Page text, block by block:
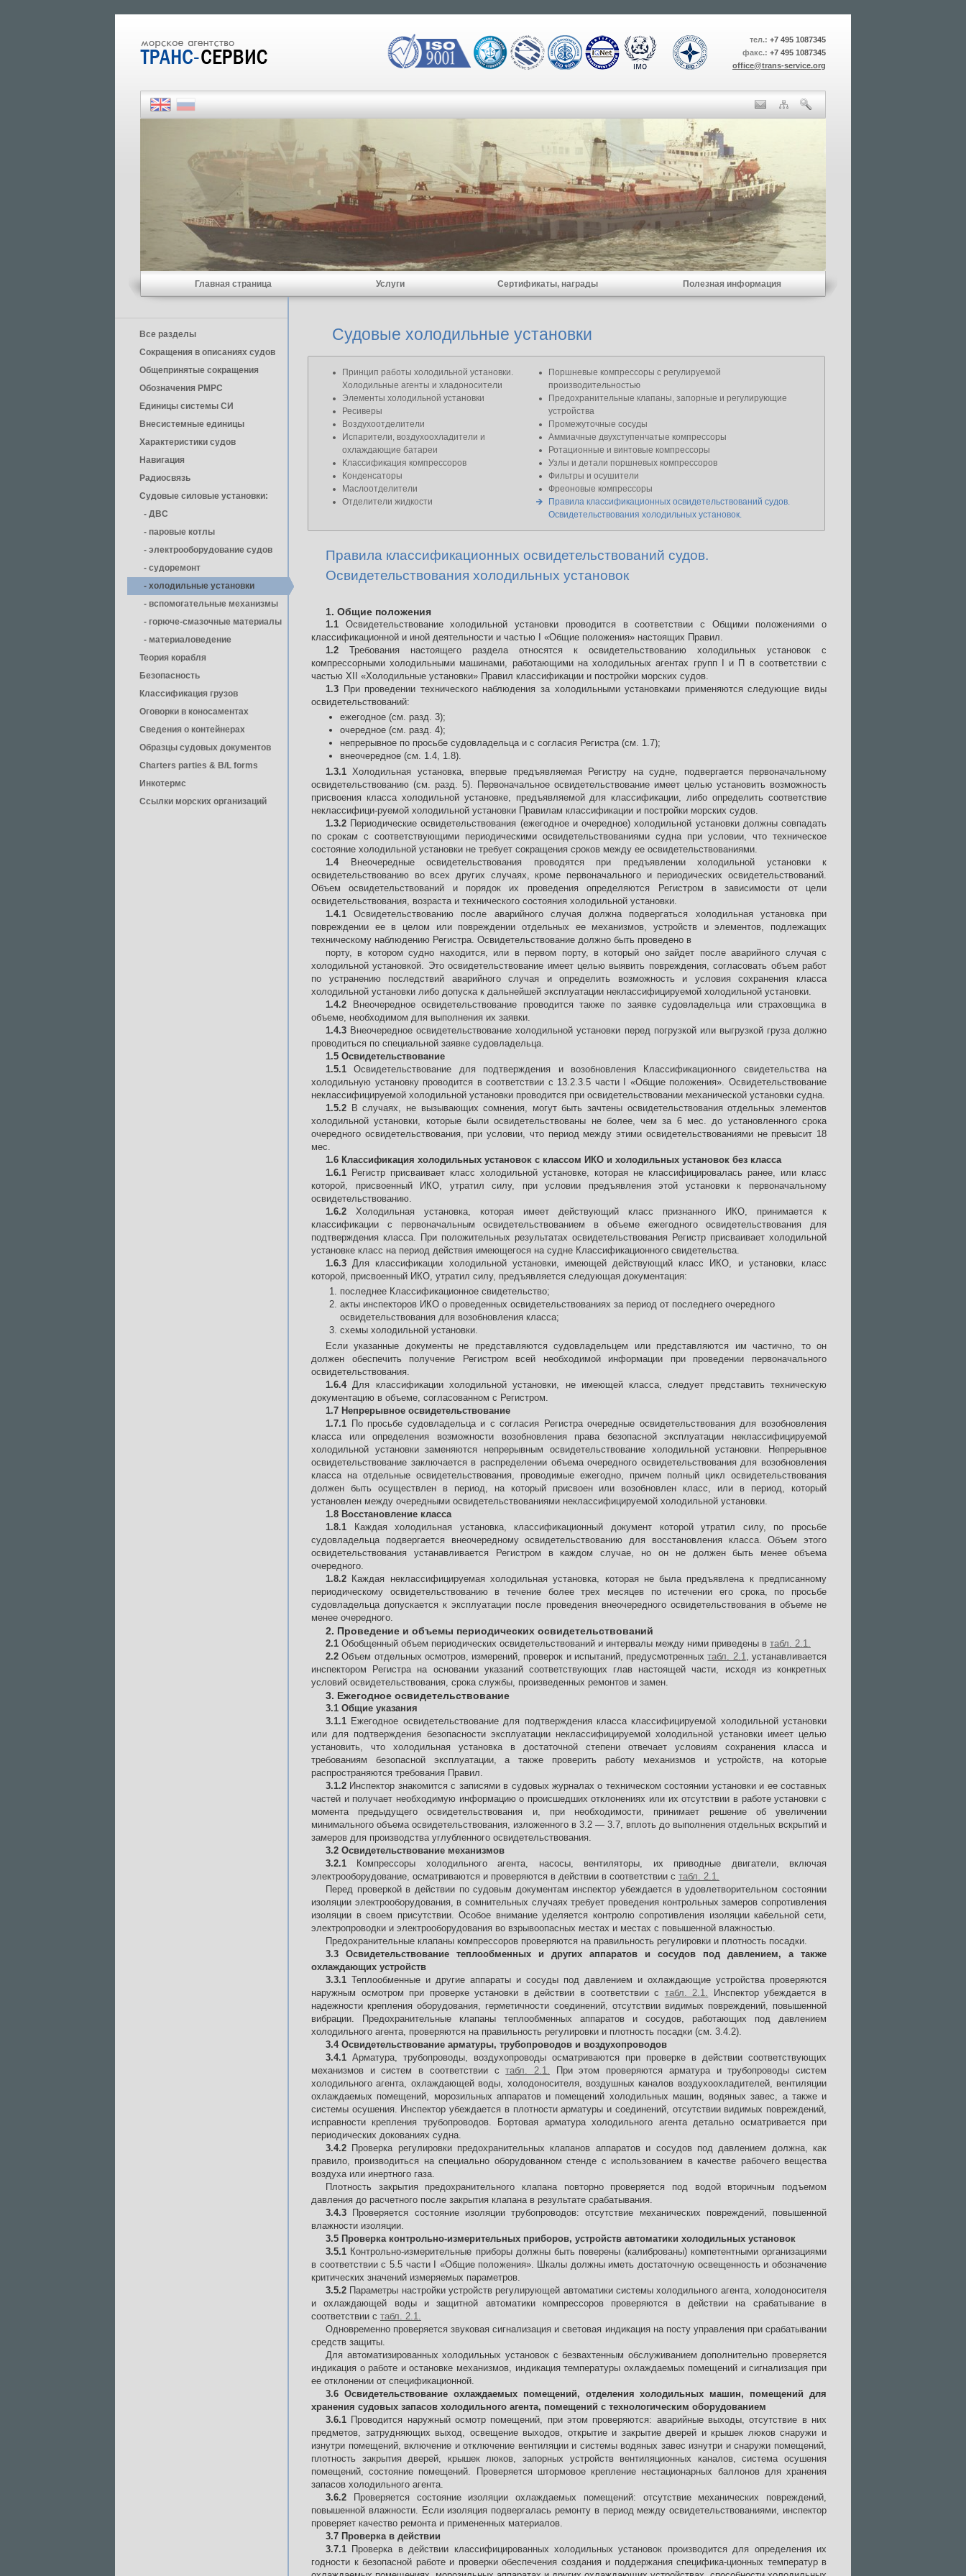
тел.: +7 495 1087345
факс.: +7 495 1087345
office@trans-service.org
Главная страница Услуги Сертификаты, награды Полезная информация
Все разделы
Сокращения в описаниях судов
Общепринятые сокращения
Обозначения РМРС
Единицы cистемы СИ
Внесистемные единицы
Характеристики судов
Навигация
Радиосвязь
Судовые силовые установки:
- ДВС
- паровые котлы
- электрооборудование судов
- cудоремонт
- холодильные установки
- вспомогательные механизмы
- горюче-смазочные материалы
- материаловедение
Теория корабля
Безопасность
Классификация грузов
Оговорки в коносаментах
Сведения о контейнерах
Образцы судовых документов
Charters parties & B/L forms
Инкотермс
Ссылки морских организаций
Судовые холодильные установки
Принцип работы холодильной установки.
Холодильные агенты и хладоносители
Элементы холодильной установки
Ресиверы
Воздухоотделители
Испарители, воздухоохладители и
охлаждающие батареи
Классификация компрессоров
Конденсаторы
Маслоотделители
Отделители жидкости
Поршневые компрессоры с регулируемой
производительностью
Предохранительные клапаны, запорные и регулирующие
устройства
Промежуточные сосуды
Аммиачные двухступенчатые компрессоры
Ротационные и винтовые компрессоры
Узлы и детали поршневых компрессоров
Фильтры и осушители
Фреоновые компрессоры
Правила классификационных освидетельствований судов.
Освидетельствования холодильных установок.
Правила классификационных освидетельствований судов.
Освидетельствования холодильных установок
1. Общие положения
1.1 Освидетельствование холодильной установки проводится в соответствии с Общими положениями о
классификационной и иной деятельности и частью I «Общие положения» настоящих Правил.
1.2 Требования настоящего раздела относятся к освидетельствованию холодильных установок с
компрессорными холодильными машинами, работающими на холодильных агентах групп I и П в соответствии с
частью XII «Холодильные установки» Правил классификации и постройки морских судов.
1.3 При проведении технического наблюдения за холодильными установками применяются следующие виды
освидетельствований:
ежегодное (см. разд. 3);
очередное (см. разд. 4);
непрерывное по просьбе судовладельца и с согласия Регистра (см. 1.7);
внеочередное (см. 1.4, 1.8).
1.3.1Холодильная установка, впервые предъявляемая Регистру на судне, подвергается первоначальному
освидетельствованию (см. разд. 5). Первоначальное освидетельствование имеет целью установить возможность
присвоения класса холодильной установке, предъявляемой для классификации, либо определить соответствие
неклассифици-руемой холодильной установки Правилам классификации и постройки морских судов.
1.3.2 Периодические освидетельствования (ежегодное и очередное) холодильной установки должны совпадать
по срокам с соответствующими периодическими освидетельствованиями судна при условии, что техническое
состояние холодильной установки не требует сокращения сроков между ее освидетельствованиями.
1.4
Внеочередные освидетельствования проводятся при предъявлении холодильной установки к
освидетельствованию во всех других случаях, кроме первоначального и периодических освидетельствований.
Объем освидетельствований и порядок их проведения определяются Регистром в зависимости от цели
освидетельствования, возраста и технического состояния холодильной установки.
1.4.1Освидетельствованию после аварийного случая должна подвергаться холодильная установка при
повреждении ее в целом или повреждении отдельных ее механизмов, устройств и элементов, подлежащих
техническому наблюдению Регистра. Освидетельствование должно быть проведено в
порту, в котором судно находится, или в первом порту, в который оно зайдет после аварийного случая с
холодильной установкой. Это освидетельствование имеет целью выявить повреждения, согласовать объем работ
по устранению последствий аварийного случая и определить возможность и условия сохранения класса
холодильной установки либо допуска к дальнейшей эксплуатации неклассифицируемой холодильной установки.
1.4.2
Внеочередное освидетельствование проводится также по заявке судовладельца или страховщика в
объеме, необходимом для выполнения их заявки.
1.4.3 Внеочередное освидетельствование холодильной установки перед погрузкой или выгрузкой груза должно
проводиться по специальной заявке судовладельца.
1.5 Освидетельствование
1.5.1Освидетельствование для подтверждения и возобновления Классификационного свидетельства на
холодильную установку проводится в соответствии с 13.2.3.5 части I «Общие положения». Освидетельствование
неклассифицируемой холодильной установки проводится при освидетельствовании механической установки судна.
1.5.2 В случаях, не вызывающих сомнения, могут быть зачтены освидетельствования отдельных элементов
холодильной установки, которые были освидетельствованы не более, чем за 6 мес. до установленного срока
очередного освидетельствования, при условии, что период между этими освидетельствованиями не превысит 18
мес.
1.6 Классификация холодильных установок с классом ИКО и холодильных установок без класса
1.6.1 Регистр присваивает класс холодильной установке, которая не классифицировалась ранее, или класс
которой, присвоенный ИКО, утратил силу, при условии предъявления этой установки к первоначальному
освидетельствованию.
1.6.2 Холодильная установка, которая имеет действующий класс признанного ИКО, принимается к
классификации с первоначальным освидетельствованием в объеме ежегодного освидетельствования для
подтверждения класса. При положительных результатах освидетельствования Регистр присваивает холодильной
установке класс на период действия имеющегося на судне Классификационного свидетельства.
1.6.3 Для классификации холодильной установки, имеющей действующий класс ИКО, и установки, класс
которой, присвоенный ИКО, утратил силу, предъявляется следующая документация:
последнее Классификационное свидетельство;
акты инспекторов ИКО о проведенных освидетельствованиях за период от последнего очередного
освидетельствования для возобновления класса;
схемы холодильной установки.
Если указанные документы не представляются судовладельцем или представляются им частично, то он
должен обеспечить получение Регистром всей необходимой информации при проведении первоначального
освидетельствования.
1.6.4Для классификации холодильной установки, не имеющей класса, следует представить техническую
документацию в объеме, согласованном с Регистром.
1.7 Непрерывное освидетельствование
1.7.1 По просьбе судовладельца и с согласия Регистра очередные освидетельствования для возобновления
класса или определения возможности возобновления права безопасной эксплуатации неклассифицируемой
холодильной установки заменяются непрерывным освидетельствование холодильной установки. Непрерывное
освидетельствование заключается в распределении объема очередного освидетельствования для возобновления
класса на отдельные освидетельствования, проводимые ежегодно, причем полный цикл освидетельствования
должен быть осуществлен в период, на который присвоен или возобновлен класс, или в период, который
установлен между очередными освидетельствованиями неклассифицируемой холодильной установки.
1.8 Восстановление класса
1.8.1 Каждая холодильная установка, классификационный документ которой утратил силу, по просьбе
судовладельца подвергается внеочередному освидетельствованию для восстановления класса. Объем этого
освидетельствования устанавливается Регистром в каждом случае, но он не должен быть менее объема
очередного.
1.8.2 Каждая неклассифицируемая холодильная установка, которая не была предъявлена к предписанному
периодическому освидетельствованию в течение более трех месяцев по истечении его срока, по просьбе
судовладельца допускается к эксплуатации после проведения внеочередного освидетельствования в объеме не
менее очередного.
2. Проведение и объемы периодических освидетельствований
2.1 Обобщенный объем периодических освидетельствований и интервалы между ними приведены в табл. 2.1.
2.2 Объем отдельных осмотров, измерений, проверок и испытаний, предусмотренныхтабл. 2.1, устанавливается
инспектором Регистра на основании указаний соответствующих глав настоящей части, исходя из конкретных
условий освидетельствования, срока службы, произведенных ремонтов и замен.
3. Ежегодное освидетельствование
3.1 Общие указания
3.1.1 Ежегодное освидетельствование для подтверждения класса классифицируемой холодильной установки
или для подтверждения безопасности эксплуатации неклассифицируемой холодильной установки имеет целью
установить, что холодильная установка в достаточной степени отвечает условиям сохранения класса и
требованиям безопасной эксплуатации, а также проверить работу механизмов и устройств, на которые
распространяются требования Правил.
3.1.2 Инспектор знакомится с записями в судовых журналах о техническом состоянии установки и ее составных
частей и получает необходимую информацию о происшедших отклонениях или их отсутствии в работе установки с
момента предыдущего освидетельствования и, при необходимости, принимает решение об увеличении
минимального объема освидетельствования, изложенного в 3.2 — 3.7, вплоть до выполнения отдельных вскрытий и
замеров для производства углубленного освидетельствования.
3.2 Освидетельствование механизмов
3.2.1
Компрессоры холодильного агента, насосы, вентиляторы, их приводные двигатели, включая
электрооборудование, осматриваются и проверяются в действии в соответствии с табл. 2.1.
Перед проверкой в действии по судовым документам инспектор убеждается в удовлетворительном состоянии
изоляции электрооборудования, в сомнительных случаях требует проведения контрольных замеров сопротивления
изоляции в своем присутствии. Особое внимание уделяется контролю сопротивления изоляции кабельной сети,
электропроводки и электрооборудования во взрывоопасных местах и местах с повышенной влажностью.
Предохранительные клапаны компрессоров проверяются на правильность регулировки и плотность посадки.
3.3 Освидетельствование теплообменных и других аппаратов и сосудов под давлением, а также
охлаждающих устройств
3.3.1 Теплообменные и другие аппараты и сосуды под давлением и охлаждающие устройства проверяются
наружным осмотром при проверке установки в действии в соответствии с табл. 2.1. Инспектор убеждается в
надежности крепления оборудования, герметичности соединений, отсутствии видимых повреждений, повышенной
вибрации. Предохранительные клапаны теплообменных аппаратов и сосудов, работающих под давлением
холодильного агента, проверяются на правильность регулировки и плотность посадки (см. 3.4.2).
3.4 Освидетельствование арматуры, трубопроводов и воздухопроводов
3.4.1 Арматура, трубопроводы, воздухопроводы осматриваются при проверке в действии соответствующих
механизмов и систем в соответствии стабл. 2.1. При этом проверяются арматура и трубопроводы систем
холодильного агента, охлаждающей воды, холодоносителя, воздушных каналов воздухоохладителей, вентиляции
охлаждаемых помещений, морозильных аппаратов и помещений холодильных машин, водяных завес, а также и
системы осушения. Инспектор убеждается в плотности арматуры и соединений, отсутствии видимых повреждений,
исправности крепления трубопроводов. Бортовая арматура холодильного агента детально осматривается при
периодических докованиях судна.
3.4.2 Проверка регулировки предохранительных клапанов аппаратов и сосудов под давлением должна, как
правило, производиться на специально оборудованном стенде с использованием в качестве рабочего вещества
воздуха или инертного газа.
Плотность закрытия предохранительного клапана повторно проверяется под водой вторичным подъемом
давления до расчетного после закрытия клапана в результате срабатывания.
3.4.3 Проверяется состояние изоляции трубопроводов: отсутствие механических повреждений, повышенной
влажности изоляции.
3.5 Проверка контрольно-измерительных приборов, устройств автоматики холодильных установок
3.5.1 Контрольно-измерительные приборы должны быть поверены (калиброваны) компетентными организациями
в соответствии с 5.5 части I «Общие положения». Шкалы должны иметь достаточную освещенность и обозначение
критических значений измеряемых параметров.
3.5.2 Параметры настройки устройств регулирующей автоматики системы холодильного агента, холодоносителя
и охлаждающей воды и защитной автоматики компрессоров проверяются в действии на срабатывание в
соответствии с табл. 2.1.
Одновременно проверяется звуковая сигнализация и световая индикация на посту управления при срабатывании
средств защиты.
Для автоматизированных холодильных установок с безвахтенным обслуживанием дополнительно проверяется
индикация о работе и остановке механизмов, индикация температуры охлаждаемых помещений и сигнализация при
ее отклонении от спецификационной.
3.6 Освидетельствование охлаждаемых помещений, отделения холодильных машин, помещений для
хранения судовых запасов холодильного агента, помещений с технологическим оборудованием
3.6.1 Проводится наружный осмотр помещений, при этом проверяются: аварийные выходы, отсутствие в них
предметов, затрудняющих выход, освещение выходов, открытие и закрытие дверей и крышек люков снаружи и
изнутри помещений, включение и отключение вентиляции и системы водяных завес изнутри и снаружи помещений,
плотность закрытия дверей, крышек люков, запорных устройств вентиляционных каналов, система осушения
помещений, состояние помещений. Проверяется штормовое крепление нестационарных баллонов для хранения
запасов холодильного агента.
3.6.2 Проверяется состояние изоляции охлаждаемых помещений: отсутствие механических повреждений,
повышенной влажности. Если изоляция подвергалась ремонту в период между освидетельствованиями, инспектор
проверяет качество ремонта и примененных материалов.
3.7 Проверка в действии
3.7.1 Проверка в действии классифицированных холодильных установок производится для определения их
годности к безопасной работе и проверки обеспечения создания и поддержания специфика-ционных температур в